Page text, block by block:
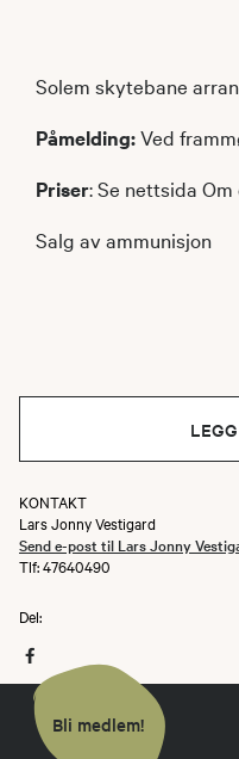
Solem skytebane
Påmelding:Ved
Priser: Se nettsida
Salg av ammunisjon
KONTAKT
Lars Jonny Vestigard
Send e-post til Lars Jonny
Tlf: 47640490
Del:
Bli medlem!